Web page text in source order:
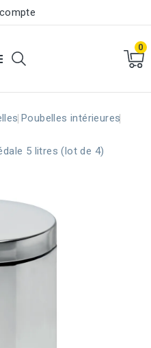
0
Poubelles intérieures
5 litres (lot de 4)